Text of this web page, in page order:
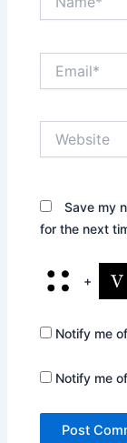
Save my
for the next
+
Notify me
Notify me